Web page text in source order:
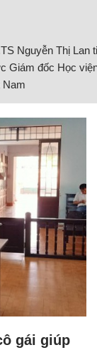
Nguyễn Thị Lan
Giám đốc Học
Nam
gái giúp